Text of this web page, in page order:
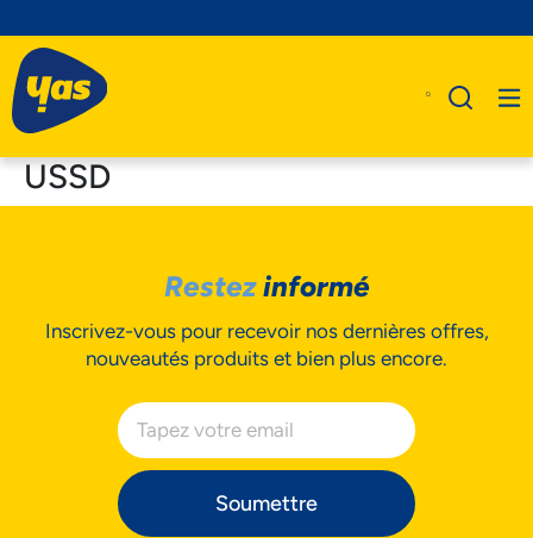
Business
Assistance
USSD
Restezinformé
Inscrivez-vous pour recevoir nos dernières offres,
nouveautés produits et bien plus encore.
Soumettre